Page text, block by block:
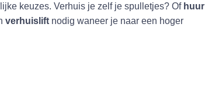
keuzes. Verhuis je zelf je spulletjes? Of huur
verhuisliftnodig waneer je naar een hoger